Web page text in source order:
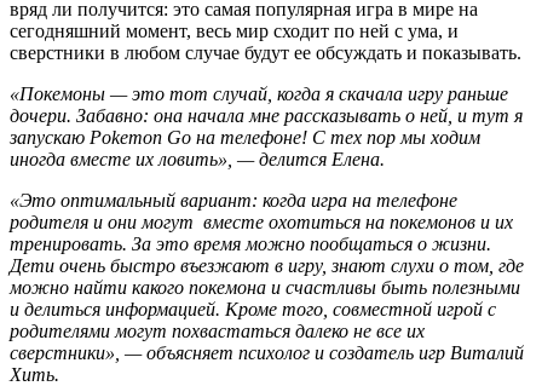
вряд ли получится: это самая популярная игра в мире на
сегодняшний момент, весь мир сходит по ней с ума, и
сверстники в любом случае будут ее обсуждать и показывать.
«Покемоны — это тот случай, когда я скачала игру раньше
дочери. Забавно: она начала мне рассказывать о ней, и тут я
запускаю Pokemon Go на телефоне! С тех пор мы ходим
иногда вместе их ловить», — делится Елена.
«Это оптимальный вариант: когда игра на телефоне
родителя и они могут вместе охотиться на покемонов и их
тренировать. За это время можно пообщаться о жизни.
Дети очень быстро въезжают в игру, знают слухи о том, где
можно найти какого покемона и счастливы быть полезными
и делиться информацией. Кроме того, совместной игрой с
родителями могут похвастаться далеко не все их
сверстники», — объясняет психолог и создатель игр Виталий
Хить.